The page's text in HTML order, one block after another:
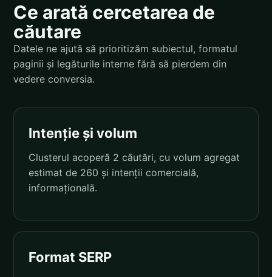
Ce arată cercetarea de
căutare
Datele ne ajută să prioritizăm subiectul, formatul
paginii și legăturile interne fără să pierdem din
vedere conversia.
Intenție și volum
Clusterul acoperă 2 căutări, cu volum agregat
estimat de 260 și intenții comercială,
informațională.
Format SERP